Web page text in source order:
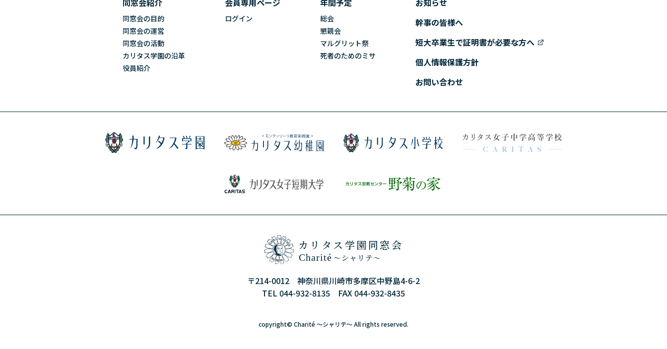
同窓会紹介
同窓会の目的
同窓会の運営
同窓会の活動
カリタス学園の沿革
役員紹介
会員専用ページ
ログイン
年間予定
総会
懇親会
マルグリット祭
死者のためのミサ
お知らせ
幹事の皆様へ
短大卒業生で証明書が必要な方へ
個人情報保護方針
お問い合わせ
カリタス学園同窓会
Charité ～シャリテ～
〒214-0012 神奈川県川崎市多摩区中野島4-6-2
TEL 044-932-8135 FAX 044-932-8435
copyright© Charité ～シャリテ～All rights reserved.